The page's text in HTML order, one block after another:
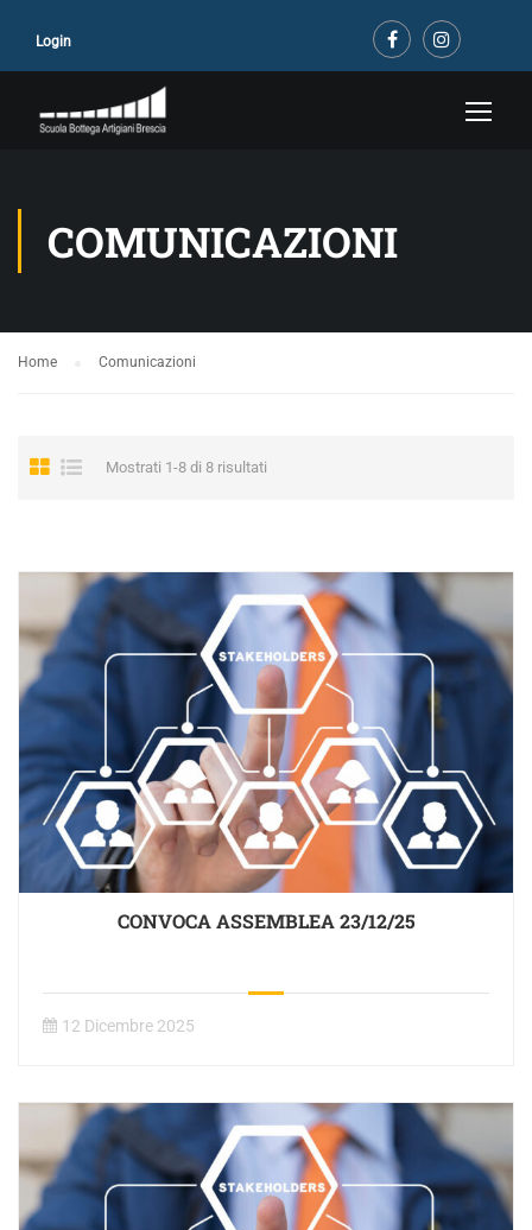
Login
COMUNICAZIONI
Home Comunicazioni
Mostrati 1-8 di 8 risultati
CONVOCA ASSEMBLEA 23/12/25
12 Dicembre 2025